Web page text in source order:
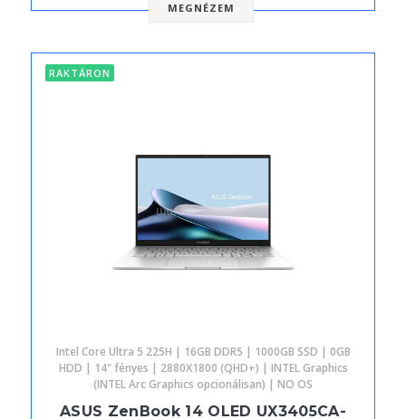
MEGNÉZEM
RAKTÁRON
Intel Core Ultra 5 225H | 16GB DDR5 | 1000GB SSD | 0GB
HDD | 14" fényes | 2880X1800 (QHD+) | INTEL Graphics
(INTEL Arc Graphics opcionálisan) | NO OS
ASUS ZenBook 14 OLED UX3405CA-